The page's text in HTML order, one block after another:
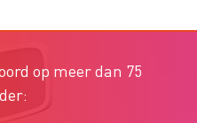
op meer dan 75